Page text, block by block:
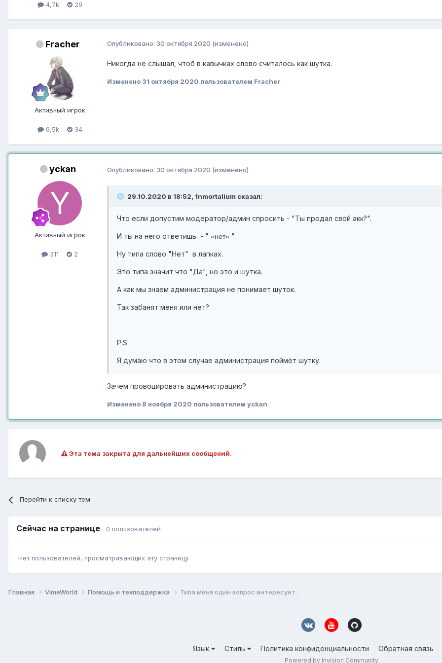
4,7k 29
Fracher
Активный игрок
6,5k 34
Опубликовано: 30 октября 2020 (изменено)
Никогда не слышал, чтоб в кавычках слово считалось как шутка.
Изменено 31 октября 2020 пользователем Fracher
yckan
Активный игрок
311 2
Опубликовано: 30 октября 2020 (изменено)
29.10.2020 в 18:52, 1nmortalium сказал:
Что если допустим модератор/админ спросить - "Ты продал свой акк?".
И ты на него ответишь - " «нет» ".
Ну типа слово "Нет" в лапках.
Это типа значит что "Да", но это и шутка.
А как мы знаем администрация не понимает шуток.
Так забанят меня или нет?
P.S
Я думаю что в этом случае администрация поймёт шутку.
Зачем провоцировать администрацию?
Изменено 8 ноября 2020 пользователем yckan
Эта тема закрыта для дальнейших сообщений.
Перейти к списку тем
Сейчас на странице 0 пользователей
Нет пользователей, просматривающих эту страницу.
Главная VimeWorld Помощь и техподдержка Типа меня один вопрос интересует.
Язык Стиль Политика конфиденциальности Обратная связь
Powered by Invision Community